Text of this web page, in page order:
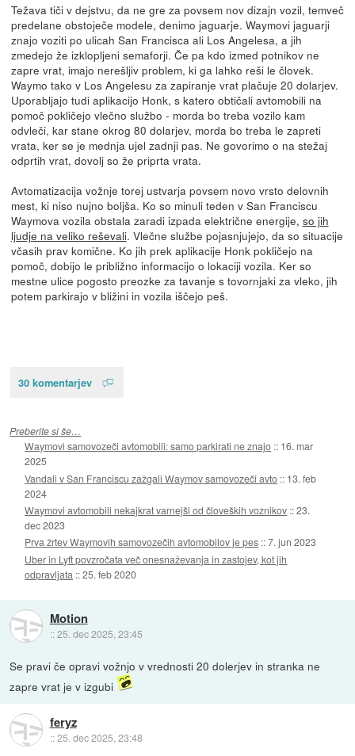
Težava tiči v dejstvu, da ne gre za povsem nov dizajn vozil, temveč
predelane obstoječe modele, denimo jaguarje. Waymovi jaguarji
znajo voziti po ulicah San Francisca ali Los Angelesa, a jih
zmedejo že izklopljeni semaforji. Če pa kdo izmed potnikov ne
zapre vrat, imajo nerešljiv problem, ki ga lahko reši le človek.
Waymo tako v Los Angelesu za zapiranje vrat plačuje 20 dolarjev.
Uporabljajo tudi aplikacijo Honk, s katero obtičali avtomobili na
pomoč pokličejo vlečno službo - morda bo treba vozilo kam
odvleči, kar stane okrog 80 dolarjev, morda bo treba le zapreti
vrata, ker se je mednja ujel zadnji pas. Ne govorimo o na stežaj
odprtih vrat, dovolj so že priprta vrata.
Avtomatizacija vožnje torej ustvarja povsem novo vrsto delovnih
mest, ki niso nujno boljša. Ko so minuli teden v San Franciscu
Waymova vozila obstala zaradi izpada električne energije, so jih
ljudje na veliko reševali. Vlečne službe pojasnjujejo, da so situacije
včasih prav komične. Ko jih prek aplikacije Honk pokličejo na
pomoč, dobijo le približno informacijo o lokaciji vozila. Ker so
mestne ulice pogosto preozke za tavanje s tovornjaki za vleko, jih
potem parkirajo v bližini in vozila iščejo peš.
30 komentarjev
Preberite si še…
Waymovi samovozeči avtomobili: samo parkirati ne znajo :: 16. mar
2025
Vandali v San Franciscu zažgali Waymov samovozeči avto :: 13. feb
2024
Waymovi avtomobili nekajkrat varnejši od človeških voznikov ::23.
dec 2023
Prva žrtev Waymovih samovozečih avtomobilov je pes ::7. jun 2023
Uber in Lyft povzročata več onesnaževanja in zastojev, kot jih
odpravljata ::25. feb 2020
Motion
::25. dec 2025, 23:45
Se pravi če opravi vožnjo v vrednosti 20 dolerjev in stranka ne
zapre vrat je v izgubi
feryz
::25. dec 2025, 23:48